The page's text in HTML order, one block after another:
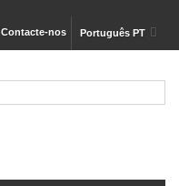
Português PT
Contacte-nos